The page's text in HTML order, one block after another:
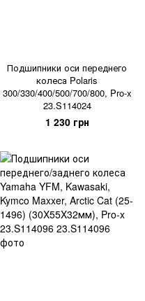
Подшипники оси переднего
колеса Polaris
300/330/400/500/700/800, Pro-x
23.S114024
1 230 грн